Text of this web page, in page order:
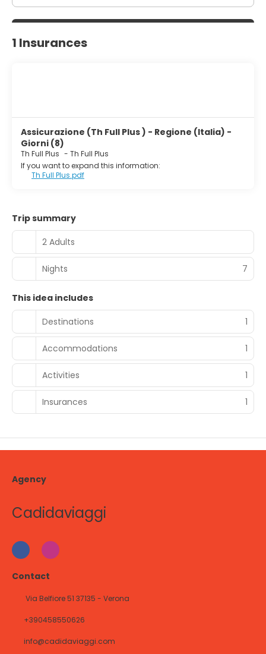
1 Insurances
Assicurazione (Th Full Plus ) - Regione (Italia) -
Giorni (8)
Th Full Plus - Th Full Plus
If you want to expand this information:
Th Full Plus.pdf
Trip summary
2 Adults
Nights 7
This idea includes
Destinations
1
Accommodations 1
Activities 1
Insurances 1
Agency
Cadidaviaggi
Contact
Via Belfiore 51 37135 - Verona
+390458550626
info@cadidaviaggi.com